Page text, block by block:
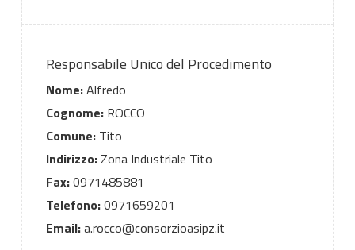
Responsabile Unico del Procedimento
Nome:Alfredo
Cognome:ROCCO
Comune:Tito
Indirizzo:Zona Industriale Tito
Fax:0971485881
Telefono:0971659201
Email:a.rocco@consorzioasipz.it